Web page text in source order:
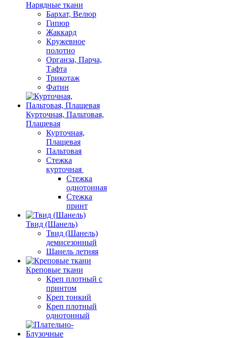
Нарядные ткани
Бархат, Велюр
Гипюр
Жаккард
Кружевное
полотно
Органза, Парча,
Тафта
Трикотаж
Фатин
Курточная, Пальтовая,
Плащевая
Курточная,
Плащевая
Пальтовая
Стежка
курточная
Стежка
однотонная
Стежка
принт
Твид (Шанель)
Твид (Шанель)
демисезонный
Шанель летняя
Креповые ткани
Креп плотный с
принтом
Креп тонкий
Креп плотный
однотонный